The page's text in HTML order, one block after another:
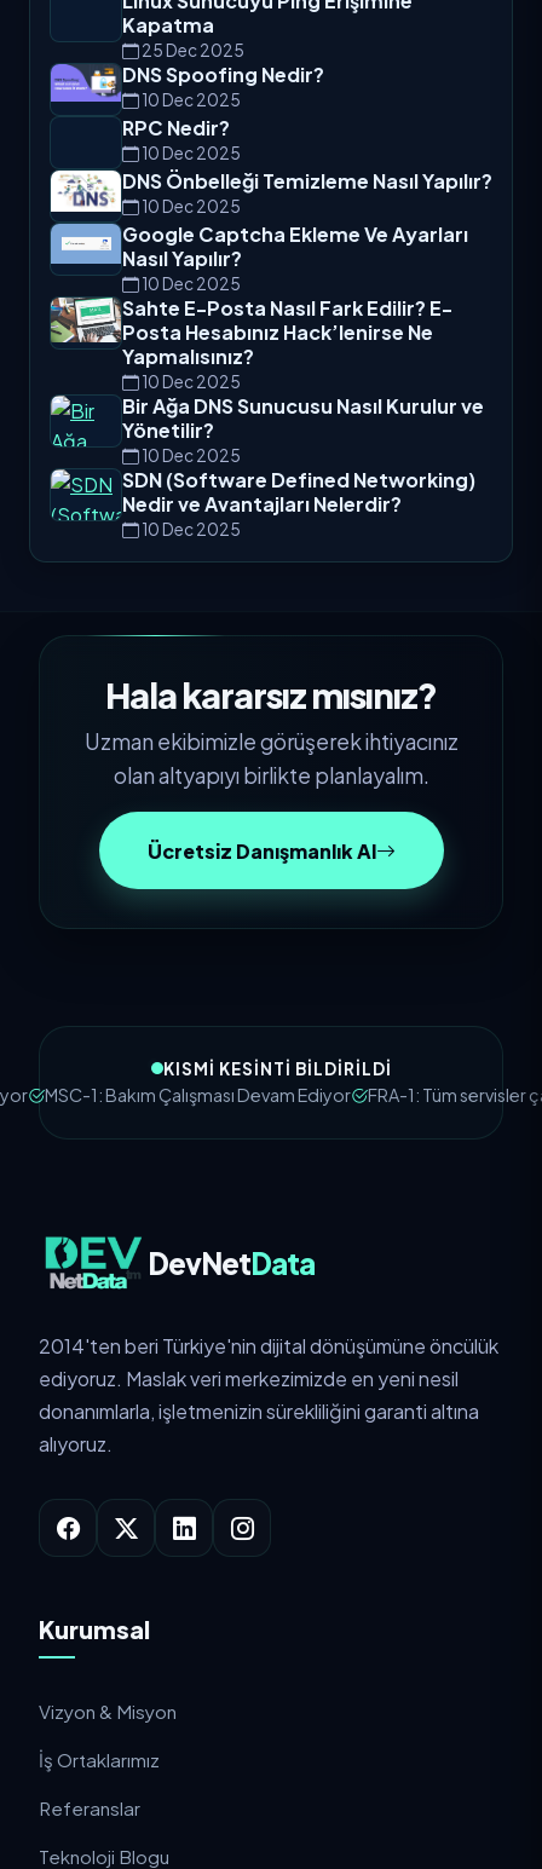
Kapatma
25 Dec 2025
DNS Spoofing Nedir?
10 Dec 2025
RPC Nedir?
10 Dec 2025
DNS Önbelleği Temizleme Nasıl Yapılır?
10 Dec 2025
Google Captcha Ekleme Ve Ayarları
Nasıl Yapılır?
10 Dec 2025
Sahte E-Posta Nasıl Fark Edilir? E-
Posta Hesabınız Hack’lenirse Ne
Yapmalısınız?
10 Dec 2025
Bir Ağa DNS Sunucusu Nasıl Kurulur ve
Yönetilir?
10 Dec 2025
SDN (Software Defined Networking)
Nedir ve Avantajları Nelerdir?
10 Dec 2025
Hala kararsız mısınız?
Uzman ekibimizle görüşerek ihtiyacınız
olan altyapıyı birlikte planlayalım.
Ücretsiz Danışmanlık Al
KISMI KESINTI BILDIRILDI
MSC-1: Bakım Çalışması Devam Ediyor FRA-1: Tüm servisler
DevNetData
2014'ten beri Türkiye'nin dijital dönüşümüne öncülük
ediyoruz. Maslak veri merkezimizde en yeni nesil
donanımlarla, işletmenizin sürekliliğini garanti altına
alıyoruz.
Kurumsal
Vizyon & Misyon
İş Ortaklarımız
Referanslar
Teknoloji Blogu